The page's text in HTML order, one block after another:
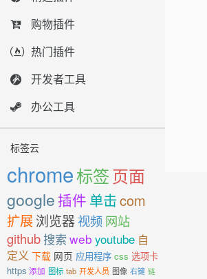
购物插件
热门插件
开发者工具
办公工具
标签云
chrome标签页面
google 插件 单击com
扩展浏览器 视频网站
github搜索web youtube 自
定义 下载 网页 应用程序 css 选项卡
https 添加 图标 tab 开发人员 图像 右键 链